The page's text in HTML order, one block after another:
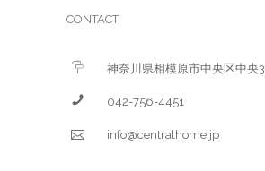
CONTACT
神奈川県相模原市中央区中央
042-756-4451
info@centralhome.jp